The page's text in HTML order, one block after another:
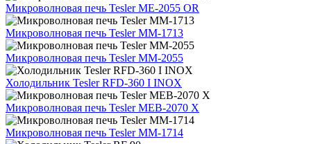
Микроволновая печь Tesler ME-2055 OR
Микроволновая печь Tesler MM-1713
Микроволновая печь Tesler MM-2055
Холодильник Tesler RFD-360 I INOX
Микроволновая печь Tesler MEB-2070 X
Микроволновая печь Tesler MM-1714